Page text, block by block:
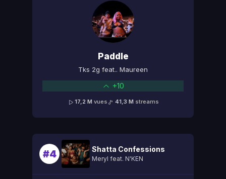
Paddle
Tks 2g feat.. Maureen
+10
17,2 M vues 41,3 M streams
#4 Shatta Confessions
Meryl feat. N'KEN